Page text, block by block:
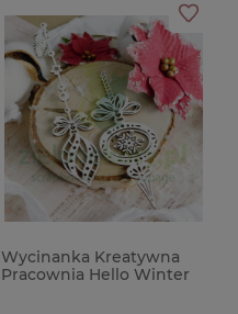
Wycinanka Kreatywna
Pracownia Hello Winter